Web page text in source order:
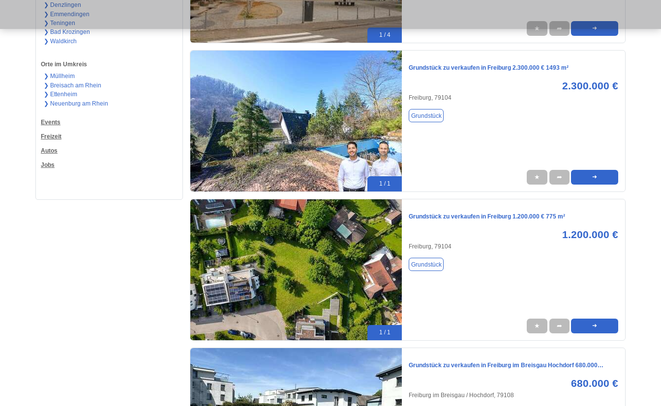
❯ Denzlingen
❯ Emmendingen
❯ Teningen
❯ Bad Krozingen
❯ Waldkirch
Orte im Umkreis
❯ Müllheim
❯ Breisach am Rhein
❯ Ettenheim
❯ Neuenburg am Rhein
Events
Freizeit
Autos
Jobs
1 / 4
★ ➦ ➜
1 / 1
Grundstück zu verkaufen in Freiburg 2.300.000 € 1493 m²
2.300.000 €
Freiburg, 79104
Grundstück
★ ➦ ➜
1 / 1
Grundstück zu verkaufen in Freiburg 1.200.000 € 775 m²
1.200.000 €
Freiburg, 79104
Grundstück
★ ➦ ➜
Grundstück zu verkaufen in Freiburg im Breisgau Hochdorf 680.000…
680.000 €
Freiburg im Breisgau / Hochdorf, 79108